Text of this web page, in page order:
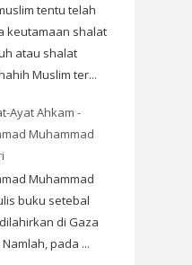
tentu telah
keutamaan shalat
atau shalat
Muslim ter...
Ayat Ahkam -
Muhammad
Muhammad
buku setebal
di Gaza
pada ...